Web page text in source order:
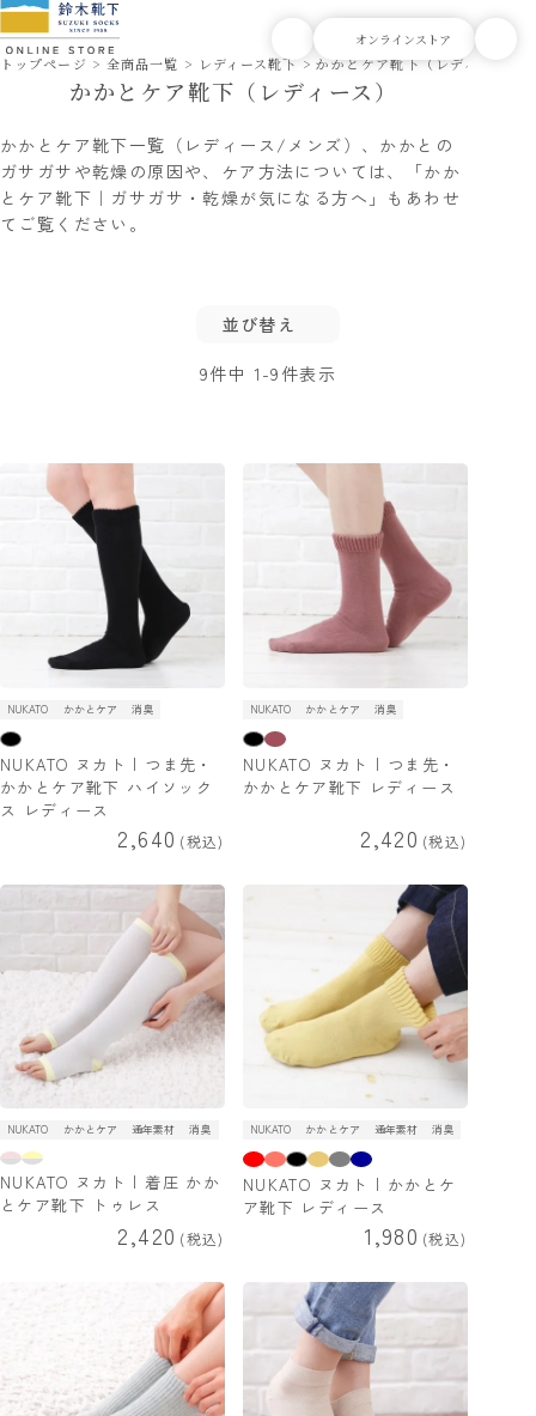
トップページ 全商品一覧 レディース靴下 かかとケア靴下（レディース）
かかとケア靴下（レディース）
かかとケア靴下一覧（レディース/メンズ）、かかとの
ガサガサや乾燥の原因や、ケア方法については、
「かか
とケア靴下｜ガサガサ・乾燥が気になる方へ」 もあわせ
てご覧ください。
並び替え
9件中 1 -9 件表示
NUKATO かかとケア 消臭
NUKATO ヌカト | つま先・
かかとケア靴下 ハイソック
ス レディース
2,640 税込
NUKATO かかとケア 消臭
NUKATO ヌカト | つま先・
かかとケア靴下 レディース
2,420 税込
NUKATO かかとケア 通年素材 消臭
NUKATO ヌカト | 着圧 かか
とケア靴下 トゥレス
2,420 税込
NUKATO かかとケア 通年素材 消臭
NUKATO ヌカト | かかとケ
ア靴下 レディース
1,980 税込